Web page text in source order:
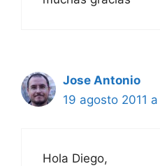
Jose Antonio
19 agosto 2011
Hola Diego,